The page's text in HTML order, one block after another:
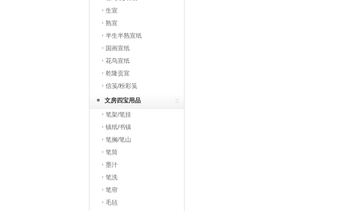
生宣
熟宣
半生半熟宣纸
国画宣纸
花鸟宣纸
乾隆贡宣
信笺/粉彩笺
文房四宝用品
笔架/笔挂
镇纸/书镇
笔搁/笔山
笔筒
墨汁
笔洗
笔帘
毛毡